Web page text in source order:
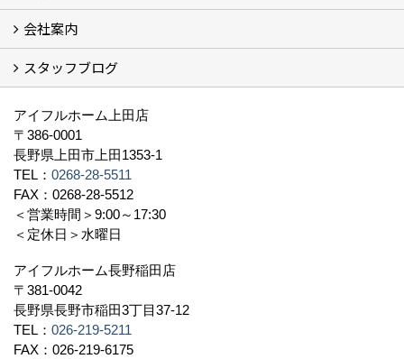
建築工事 実績
土木工事 実績
一般建築(別荘)
公共工事部スタッフ紹介
会社案内
社長挨拶
会社概要
採用情報
アクセス
スタッフ紹介
スタッフブログ
資格取得一覧
プライバシーポリシー
地域貢献 (3)
スタッフブログ
アイフルホーム上田店
〒386-0001
長野県上田市上田1353-1
TEL： 0268-28-5511
FAX：0268-28-5512
＜営業時間＞9:00～17:30
＜定休日＞水曜日
アイフルホーム長野稲田店
〒381-0042
長野県長野市稲田3丁目37-12
TEL： 026-219-5211
FAX：026-219-6175